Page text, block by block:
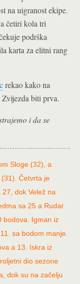
na uigranost ekipe.
četiri kola tri
podrška
karta za elitni rang
rekao kako na
biti prva.
i da se
Sloge (32), a
Četvrta je
dok Velež na
sa 25 a Rudar
bodova. Igman iz
sa bodom manje.
a 13. Iskra iz
dio sezone
dok su na začelju